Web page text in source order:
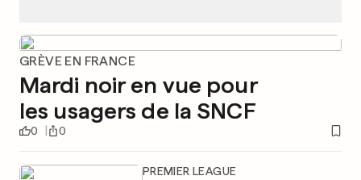
GRÈVE EN FRANCE
Mardi noir en vue pour
les usagers de la SNCF
0 0
PREMIER LEAGUE